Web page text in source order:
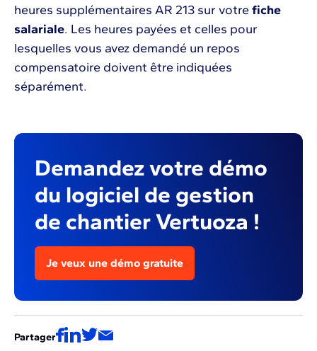
heures supplémentaires AR 213 sur votre fiche
salariale. Les heures payées et celles pour
lesquelles vous avez demandé un repos
compensatoire doivent être indiquées
séparément.
Demandez votre démo
du logiciel de gestion
de chantier Vertuoza !
Je veux une démo gratuite
Partager